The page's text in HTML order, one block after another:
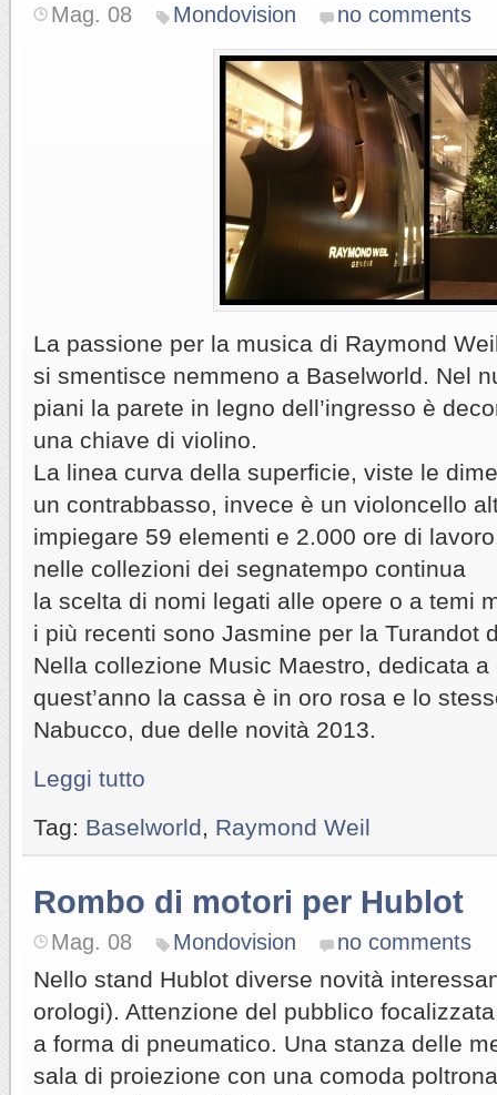
Mag. 08 Mondovision no comments
La passione per la musica di Raymond
si smentisce nemmeno a Baselworld. Nel
piani la parete in legno dell’ingresso è
una chiave di violino.
La linea curva della superficie, viste le
un contrabbasso, invece è un violoncello
impiegare 59 elementi e 2.000 ore di
nelle collezioni dei segnatempo continua
la scelta di nomi legati alle opere o a temi
i più recenti sono Jasmine per la Turandot
Nella collezione Music Maestro, dedicata a
quest’anno la cassa è in oro rosa e lo
Nabucco, due delle novità 2013.
Leggi tutto
Tag: Baselworld Raymond Weil
Rombo di motori per Hublot
Mag. 08 Mondovision no comments
Nello stand Hublot diverse novità
orologi). Attenzione del pubblico
a forma di pneumatico. Una stanza delle
sala di proiezione con una comoda